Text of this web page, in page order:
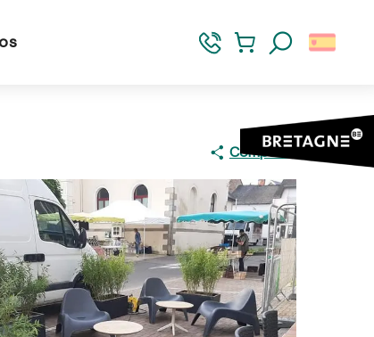
Compartir